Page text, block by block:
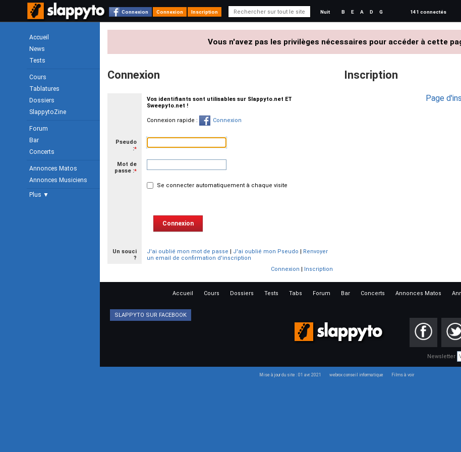
Connexion Connexion Inscription Nuit B E A D G 141 connectés
Accueil
News
Tests
Cours
Tablatures
Dossiers
SlappytoZine
Forum
Bar
Concerts
Annonces Matos
Annonces Musiciens
Plus ▼
Vous n'avez pas les privilèges nécessaires pour accéder à cette
Connexion
Vos identifiants sont utilisables sur Slappyto.net ET
Sweepyto.net !
Connexion rapide : Connexion
Pseudo
:*
Mot de
passe :*
Se connecter automatiquement à chaque visite
Un souci
?
J'ai oublié mon mot de passe | J'ai oublié mon Pseudo | Renvoyer
un email de confirmation d'inscription
Connexion | Inscription
Inscription
Page
Accueil Cours Dossiers Tests Tabs Forum Bar Concerts Annonces Matos
SLAPPYTO SUR FACEBOOK
Newsletter
Mise à jour du site : 01 avr. 2021 webrox conseil informatique Films à voir